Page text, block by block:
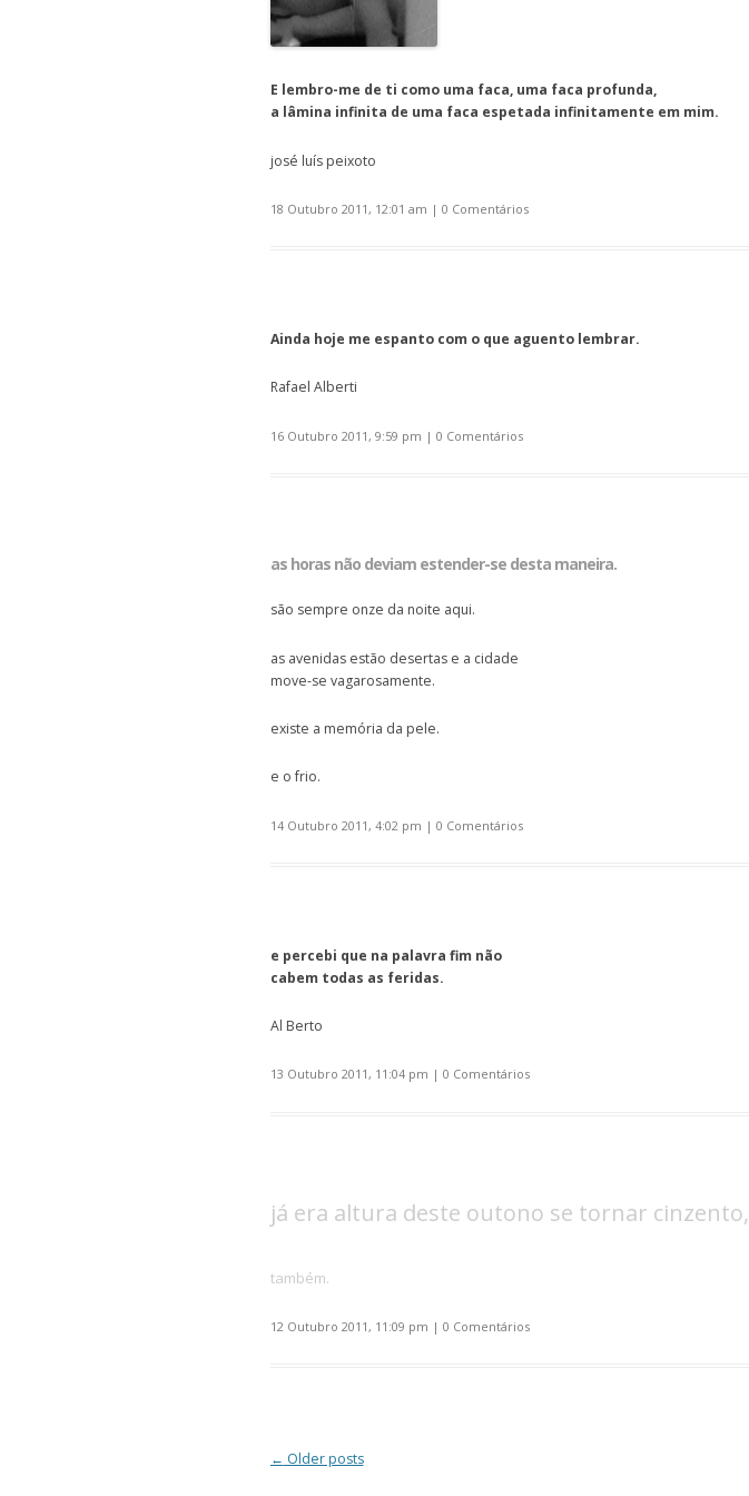
E lembro-me de ti como uma faca, uma faca profunda,
a lâmina infinita de uma faca espetada infinitamente em mim.
josé luís peixoto
18 Outubro 2011, 12:01 am | 0 Comentários
Ainda hoje me espanto com o que aguento lembrar.
Rafael Alberti
16 Outubro 2011, 9:59 pm | 0 Comentários
as horas não deviam estender-se desta maneira.
são sempre onze da noite aqui.
as avenidas estão desertas e a cidade
move-se vagarosamente.
existe a memória da pele.
e o frio.
14 Outubro 2011, 4:02 pm | 0 Comentários
e percebi que na palavra fim não
cabem todas as feridas.
Al Berto
13 Outubro 2011, 11:04 pm | 0 Comentários
já era altura deste outono se tornar cinzento,
também.
12 Outubro 2011, 11:09 pm | 0 Comentários
Post navigation
← Older posts